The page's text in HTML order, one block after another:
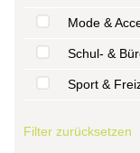
Mode &
Schul- &
Sport &
Filter zurücksetzen